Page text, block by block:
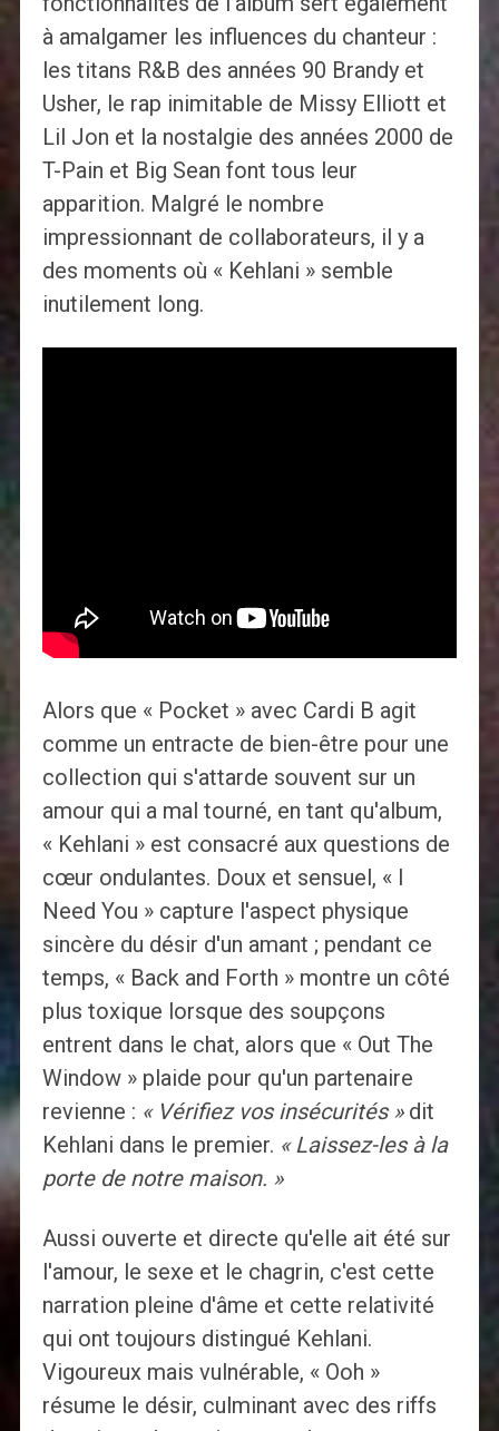
à amalgamer les influences du chanteur :
les titans R&B des années 90 Brandy et
Usher, le rap inimitable de Missy Elliott et
Lil Jon et la nostalgie des années 2000 de
T-Pain et Big Sean font tous leur
apparition. Malgré le nombre
impressionnant de collaborateurs, il y a
des moments où « Kehlani » semble
inutilement long.
Alors que « Pocket » avec Cardi B agit
comme un entracte de bien-être pour une
collection qui s'attarde souvent sur un
amour qui a mal tourné, en tant qu'album,
« Kehlani » est consacré aux questions de
cœur ondulantes. Doux et sensuel, « I
Need You » capture l'aspect physique
sincère du désir d'un amant ; pendant ce
temps, « Back and Forth » montre un côté
plus toxique lorsque des soupçons
entrent dans le chat, alors que « Out The
Window » plaide pour qu'un partenaire
revienne : « Vérifiez vos insécurités »dit
Kehlani dans le premier. « Laissez-les à la
porte de notre maison. »
Aussi ouverte et directe qu'elle ait été sur
l'amour, le sexe et le chagrin, c'est cette
narration pleine d'âme et cette relativité
qui ont toujours distingué Kehlani.
Vigoureux mais vulnérable, « Ooh »
résume le désir, culminant avec des riffs